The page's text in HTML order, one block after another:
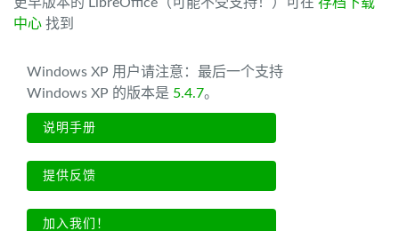
中心 找到
Windows XP 用户请注意：最后一个支持
Windows XP 的版本是 5.4.7。
说明手册
提供反馈
加入我们！